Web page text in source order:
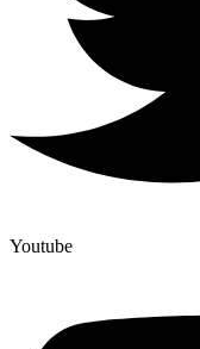
Youtube